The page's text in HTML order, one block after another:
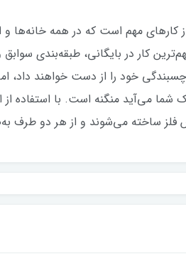
مهم است که در همه خانه‌ها و
کار در بایگانی، طبقه‌بندی
خود را از دست خواهند داد،
شما می‌آید منگنه است. با استفاده
می‌شوند و از هر دو طرف به‌صورت 90 درجه